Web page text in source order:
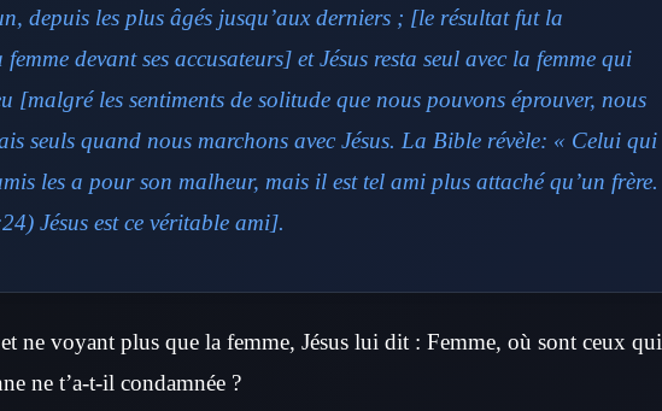
depuis les plus âgés jusqu’aux derniers ; [le résultat fut la
devant ses accusateurs] et Jésus resta seul avec la femme qui
[malgré les sentiments de solitude que nous pouvons éprouver, nous
seuls quand nous marchons avec Jésus. La Bible révèle: « Celui qui
les a pour son malheur, mais il est tel ami plus attaché qu’un frère.
Jésus est ce véritable ami].
ne voyant plus que la femme, Jésus lui dit : Femme, où sont ceux qui
ne t’a-t-il condamnée ?